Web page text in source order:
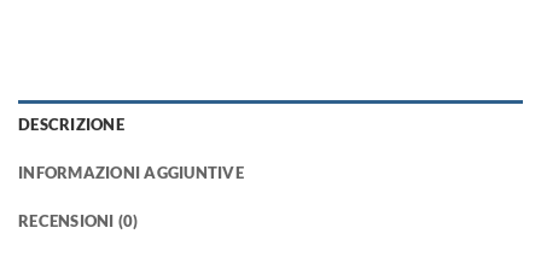
DESCRIZIONE
INFORMAZIONI AGGIUNTIVE
RECENSIONI (0)